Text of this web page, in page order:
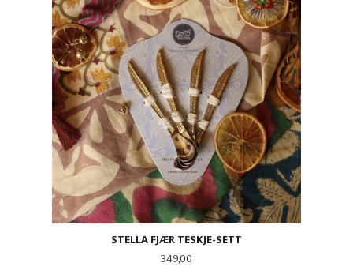
STELLA FJÆR TESKJE-SETT
Pris
349,00